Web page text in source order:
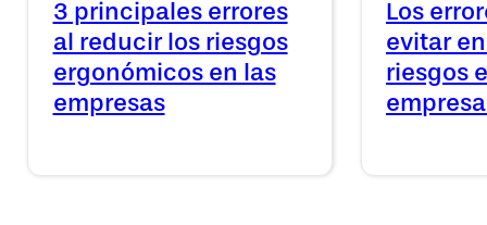
3 principales errores
al reducir los riesgos
ergonómicos en las
empresas
Los
evitar
riesgos